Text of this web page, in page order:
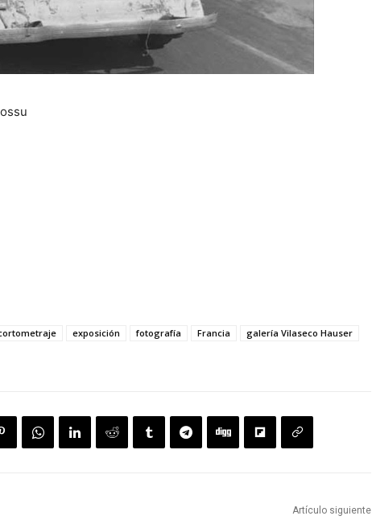
exposición fotografía Francia
galería Vilaseco Hauser
Artículo siguiente